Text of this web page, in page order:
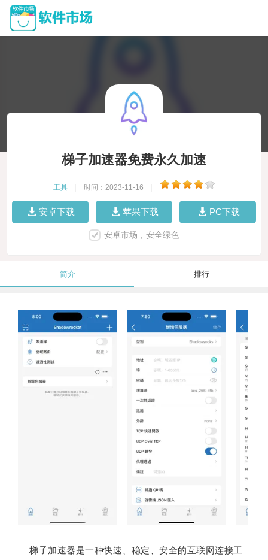
梯子加速器免费永久加速
工具 时间：2023-11-16
安卓下载 苹果下载 PC下载
安卓市场，安全绿色
简介 排行
梯子加速器是一种快速、稳定、安全的互联网连接工